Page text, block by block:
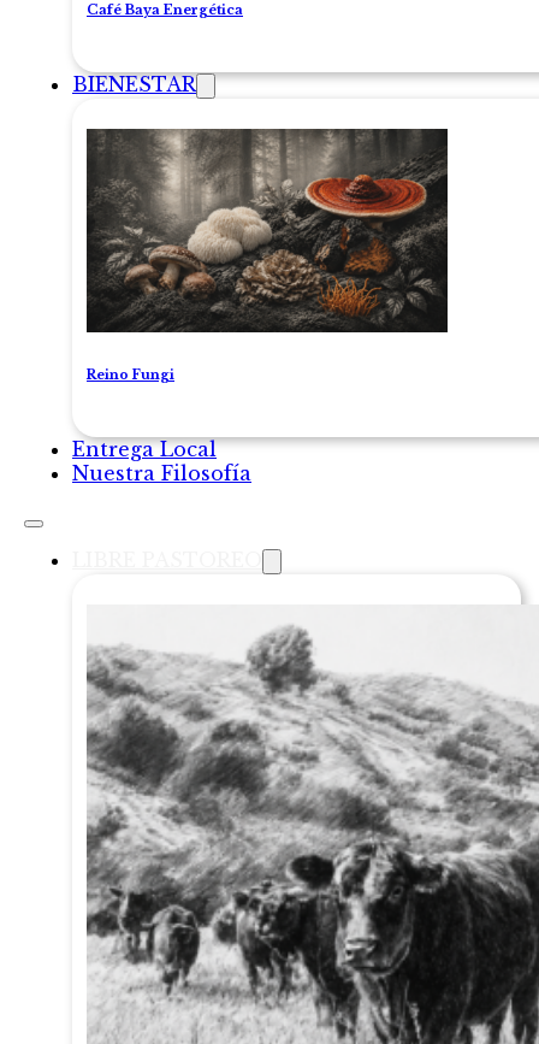
Café Baya Energética
BIENESTAR
Reino Fungi
Entrega Local
Nuestra Filosofía